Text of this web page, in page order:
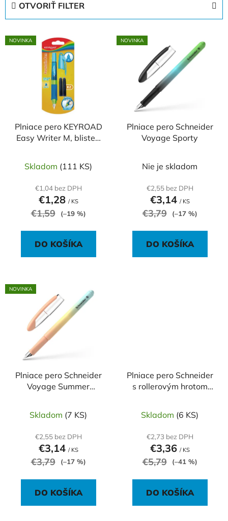
e
OTVORIŤ FILTER
V
ý
NOVINKA
Plniace pero KEYROAD
Easy Writer M, blister,
Skladom (111 KS)
€1,04 bez DPH
€1,28 / KS
€1,59 (–19 %)
DO KOŠÍKA
NOVINKA
Plniace pero Schneider
Voyage Sporty
Nie je skladom
€2,55 bez DPH
€3,14 / KS
€3,79 (–17 %)
DO KOŠÍKA
NOVINKA
Plniace pero Schneider
Voyage Summer
Skladom (7 KS)
€2,55 bez DPH
€3,14 / KS
€3,79 (–17 %)
DO KOŠÍKA
Plniace pero Schneider
s rollerovým hrotom
Skladom (6 KS)
€2,73 bez DPH
€3,36 / KS
€5,79 (–41 %)
DO KOŠÍKA